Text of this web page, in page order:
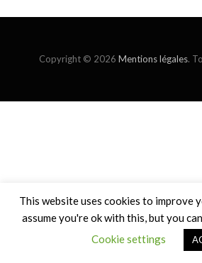
Copyright © 2026 Mentions légales.
This website uses cookies to improve
assume you're ok with this, but you
Cookie settings